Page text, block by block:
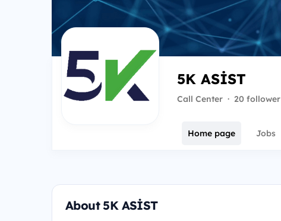
5K ASİST
Call Center · 20 follower
Home page Jobs
About 5K ASİST